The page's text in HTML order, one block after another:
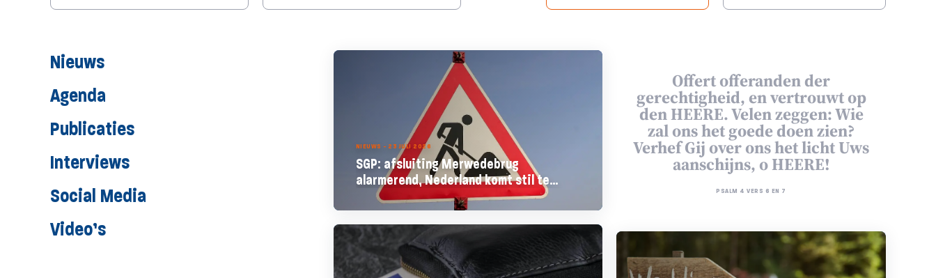
Nieuws
Agenda
Publicaties
Interviews
Social Media
Video’s
NIEUWS - 23 JULI 2026
SGP: afsluiting Merwedebrug
alarmerend, Nederland komt stil te
staan
Offert offeranden der
gerechtigheid, en vertrouwt op
den HEERE. Velen zeggen: Wie
zal ons het goede doen zien?
Verhef Gij over ons het licht Uws
aanschijns, o HEERE!
PSALM 4 VERS 6 EN 7